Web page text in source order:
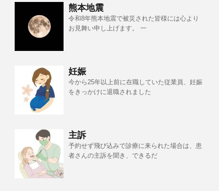
熊本地震
令和8年熊本地震で被災された皆様には心より
お見舞い申し上げます。 一
妊娠
今から25年以上前に在職していた従業員、妊娠
をきっかけに退職されました
主訴
予約せず飛び込みで診療に来られた場合は、患
者さんの主訴を聞き、できるだ